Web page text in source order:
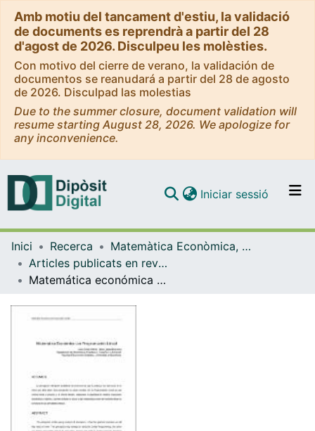
Amb motiu del tancament d'estiu, la validació
de documents es reprendrà a partir del 28
d'agost de 2026. Disculpeu les molèsties.
Con motivo del cierre de verano, la validación de
documentos se reanudará a partir del 28 de agosto
de 2026. Disculpad las molestias
Due to the summer closure, document validation will
resume starting August 28, 2026. We apologize for
any inconvenience.
Navega per tot el DD
Iniciar sessió (current)
Inici Recerca
Matemàtica Econòmica, Financera i Actuarial
Articles publicats en revistes (Matemàtica Econòmica, Financera i Actuarial)
Matemática económica con programación lineal